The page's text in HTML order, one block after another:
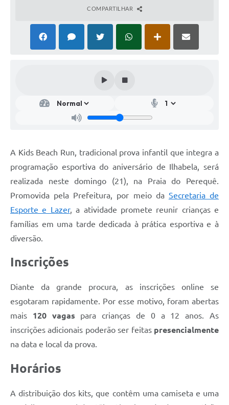
COMPARTILHAR
A Kids Beach Run, tradicional prova infantil que integra a
programação esportiva do aniversário de Ilhabela, será
realizada neste domingo (21), na Praia do Perequê.
Promovida pela Prefeitura, por meio da Secretaria de
Esporte e Lazer, a atividade promete reunir crianças e
famílias em uma tarde dedicada à prática esportiva e à
diversão.
Inscrições
Diante da grande procura, as inscrições online se
esgotaram rapidamente. Por esse motivo, foram abertas
mais 120 vagas para crianças de 0 a 12 anos. As
inscrições adicionais poderão ser feitas presencialmente
na data e local da prova.
Horários
A distribuição dos kits, que contêm uma camiseta e uma